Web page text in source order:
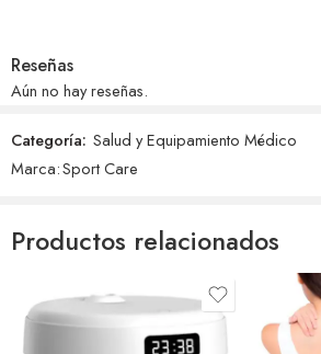
Reseñas
Aún no hay reseñas.
Categoría: Salud y Equipamiento Médico
Marca:Sport Care
Productos relacionados